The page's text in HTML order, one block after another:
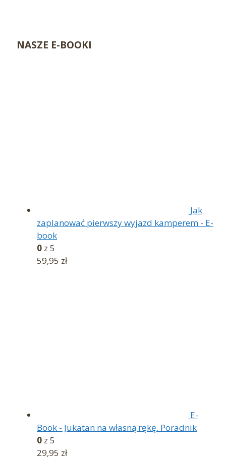
NASZE E-BOOKI
Jak
zaplanować pierwszy wyjazd kamperem - E-
book
0 z 5
59,95 zł
E-
Book - Jukatan na własną rękę. Poradnik
0 z 5
29,95 zł